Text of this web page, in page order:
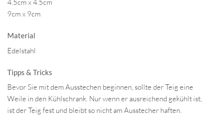
4.5cm x 4.5cm
9cm x 9cm
Material
Edelstahl
Tipps & Tricks
Bevor Sie mit dem Ausstechen beginnen, sollte der Teig eine
Weile in den Kühlschrank. Nur wenn er ausreichend gekühlt ist,
ist der Teig fest und bleibt so nicht am Ausstecher haften.